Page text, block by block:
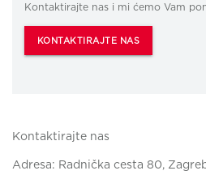
Kontaktirajte nas i mi ćemo Vam
KONTAKTIRAJTE NAS
Kontaktirajte nas
Adresa: Radnička cesta 80,